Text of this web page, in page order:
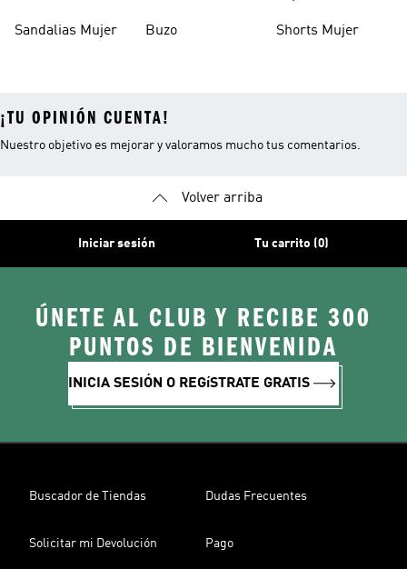
Sandalias Mujer Buzo
Shorts Mujer
¡TU OPINIÓN CUENTA!
Nuestro objetivo es mejorar y valoramos mucho tus comentarios.
Volver arriba
Iniciar sesión Tu carrito (0)
ÚNETE AL CLUB Y RECIBE 300
PUNTOS DE BIENVENIDA
INICIA SESIÓN O REGíSTRATE GRATIS
Buscador de Tiendas Dudas Frecuentes
Solicitar mi Devolución Pago